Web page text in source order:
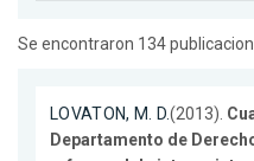
Se encontraron 134
LOVATON, M. D.(2013).
Departamento de